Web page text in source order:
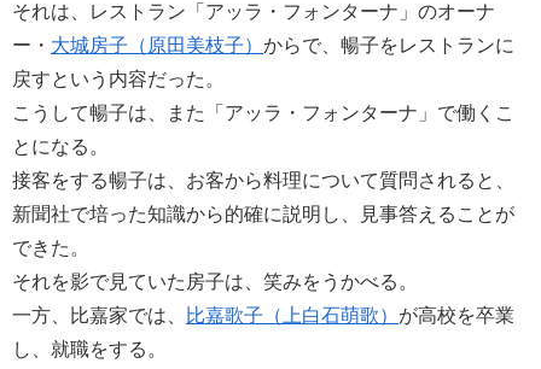
それは、レストラン「アッラ・フォンターナ」のオーナ
ー・ 大城房子（原田美枝子） からで、暢子をレストランに
戻すという内容だった。
こうして暢子は、また「アッラ・フォンターナ」で働くこ
とになる。
接客をする暢子は、お客から料理について質問されると、
新聞社で培った知識から的確に説明し、見事答えることが
できた。
それを影で見ていた房子は、笑みをうかべる。
一方、比嘉家では、
比嘉歌子（上白石萌歌） が高校を卒業
し、就職をする。